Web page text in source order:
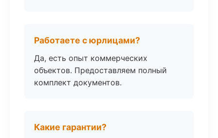
Работаете с юрлицами?
Да, есть опыт коммерческих
объектов. Предоставляем полный
комплект документов.
Какие гарантии?